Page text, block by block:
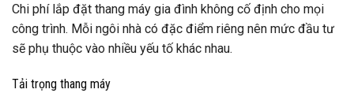
Chi phí lắp đặt thang máy gia đình không cố định cho mọi
công trình. Mỗi ngôi nhà có đặc điểm riêng nên mức đầu tư
sẽ phụ thuộc vào nhiều yếu tố khác nhau.
Tải trọng thang máy